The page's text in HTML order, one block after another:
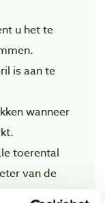
u het te
is aan te
wanneer
toerental
van de